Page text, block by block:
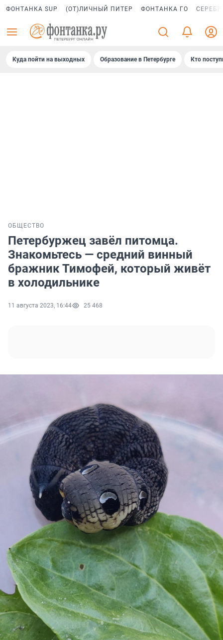
ФОНТАНКА SUP (ОТ)ЛИЧНЫЙ ПИТЕР ФОНТАНКА ГО
Куда пойти на выходных Образование в Петербурге Кто
ОБЩЕСТВО
Петербуржец завёл питомца.
Знакомьтесь — средний винный
бражник Тимофей, который живёт
в холодильнике
11 августа 2023, 16:44 25 468